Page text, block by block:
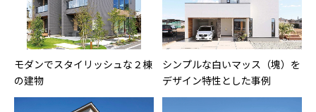
モダンでスタイリッシュな２棟
の建物
シンプルな白いマッス（塊）を
デザイン特性とした事例